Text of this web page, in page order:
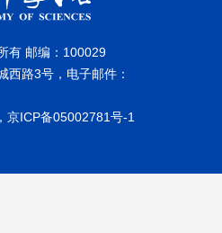
有 邮编：100029
西路3号，电子邮件：
京ICP备05002781号-1